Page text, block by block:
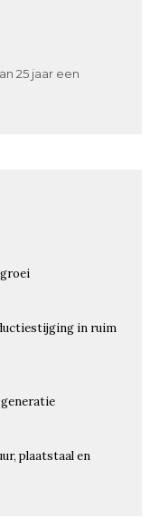
25 jaar een
in ruim
plaatstaal en